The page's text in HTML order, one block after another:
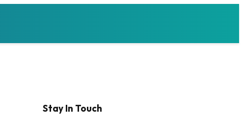
Stay In Touch